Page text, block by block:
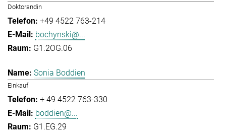
Doktorandin
+49 4522 763-214
bochynski@...
G1.2OG.06
Sonia Boddien
Einkauf
+ 49 4522 763-330
boddien@...
G1.EG.29